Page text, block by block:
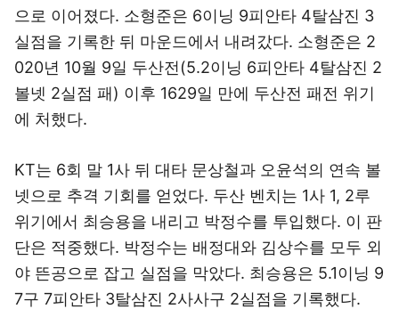
으로 이어졌다. 소형준은 6이닝 9피안타 4탈삼진 3
실점을 기록한 뒤 마운드에서 내려갔다. 소형준은 2
020년 10월 9일 두산전(5.2이닝 6피안타 4탈삼진 2
볼넷 2실점 패) 이후 1629일 만에 두산전 패전 위기
에 처했다.
KT는 6회 말 1사 뒤 대타 문상철과 오윤석의 연속 볼
넷으로 추격 기회를 얻었다. 두산 벤치는 1사 1, 2루
위기에서 최승용을 내리고 박정수를 투입했다. 이 판
단은 적중했다. 박정수는 배정대와 김상수를 모두 외
야 뜬공으로 잡고 실점을 막았다. 최승용은 5.1이닝 9
7구 7피안타 3탈삼진 2사사구 2실점을 기록했다.